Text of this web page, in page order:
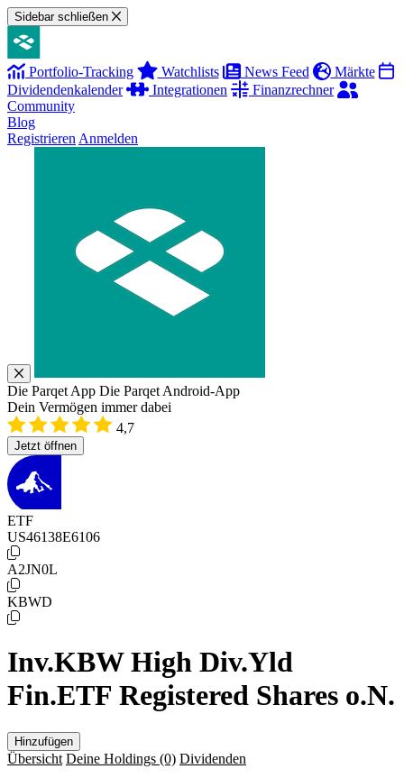
Sidebar schließen
Portfolio-Tracking Watchlists News Feed
Märkte
Dividendenkalender
Integrationen
Finanzrechner
Community
Blog
Registrieren Anmelden
Die Parqet App Die Parqet Android-App
Dein Vermögen immer dabei
4,7
Jetzt öffnen
ETF
US46138E6106
A2JN0L
KBWD
Inv.KBW High Div.Yld
Fin.ETF Registered Shares o.N.
Hinzufügen
Übersicht Deine Holdings (0) Dividenden